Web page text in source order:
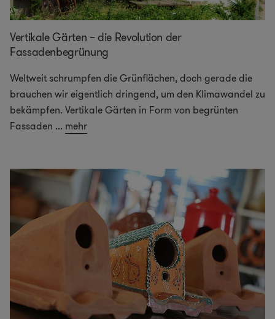
Vertikale Gärten – die Revolution der
Fassadenbegrünung
Weltweit schrumpfen die Grünflächen, doch gerade die
brauchen wir eigentlich dringend, um den Klimawandel zu
bekämpfen. Vertikale Gärten in Form von begrünten
Fassaden ... mehr